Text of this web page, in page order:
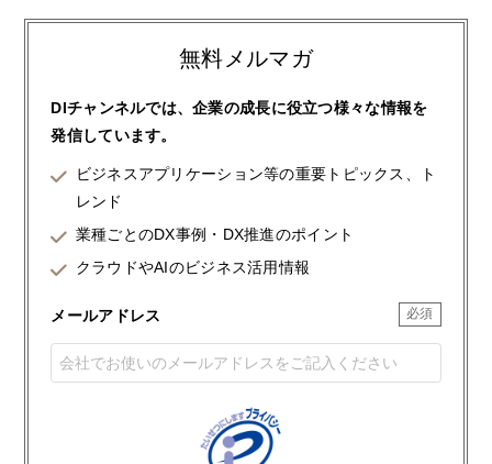
無料メルマガ
DIチャンネルでは、企業の成長に役立つ様々な情報を
発信しています。
ビジネスアプリケーション等の重要トピックス、ト
レンド
業種ごとのDX事例・DX推進のポイント
クラウドやAIのビジネス活用情報
メールアドレス